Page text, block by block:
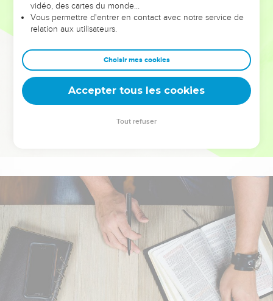
sont elles qui les ont façonnés.
Dans cette conférence, leaders, entrepreneurs, et responsables
clés pour avancer avec plus de sagesse afin que leurs erreurs
deviennent vos tremplins. Que vous guidiez un ministère, une
équipe, un groupe ou une famille, leur expérience est faite
vidéo, des cartes du monde…
Vous permettre d'entrer en contact avec notre service de
relation aux utilisateurs.
Choisir mes cookies
Accepter tous les cookies
Tout refuser